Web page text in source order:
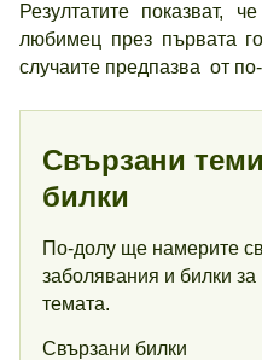
Резултатите показват,
любимец през първата
случаите предпазва от
Свързани
билки
По-долу ще намерите
заболявания и билки
темата.
Свързани билки